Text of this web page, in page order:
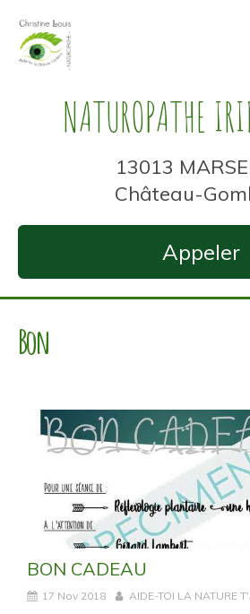
NATUROPATHE
13013
Château-
Appeler
Bon
BON CADEAU
17 Nov 2018 AIDE-TOI LA NATURE